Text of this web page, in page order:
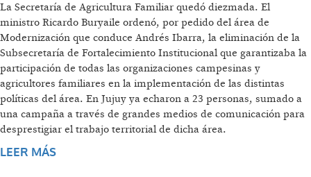
La Secretaría de Agricultura Familiar quedó diezmada. El
ministro Ricardo Buryaile ordenó, por pedido del área de
Modernización que conduce Andrés Ibarra, la eliminación de la
Subsecretaría de Fortalecimiento Institucional que garantizaba la
participación de todas las organizaciones campesinas y
agricultores familiares en la implementación de las distintas
políticas del área. En Jujuy ya echaron a 23 personas, sumado a
una campaña a través de grandes medios de comunicación para
desprestigiar el trabajo territorial de dicha área.
LEER MÁS